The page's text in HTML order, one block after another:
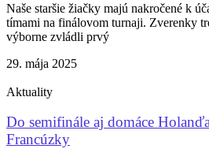
Naše staršie žiačky majú nakročené k
tímami na finálovom turnaji. Zverenky
výborne zvládli prvý
29. mája 2025
Aktuality
Do semifinále aj domáce
Francúzky